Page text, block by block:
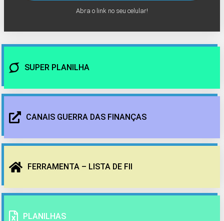
Abra o link no seu celular!
SUPER PLANILHA
CANAIS GUERRA DAS FINANÇAS
FERRAMENTA – LISTA DE FII
PLANILHAS